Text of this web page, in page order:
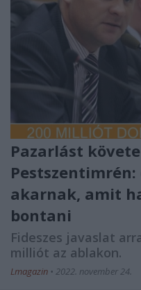
Pazarlást
akarnak, amit
bontani
Fideszes javaslat
milliót az ablakon.
Lmagazin • 2022. november 24.